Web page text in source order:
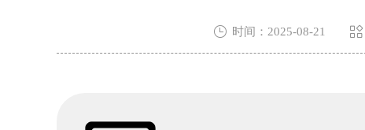
 时间：2025-08-21 